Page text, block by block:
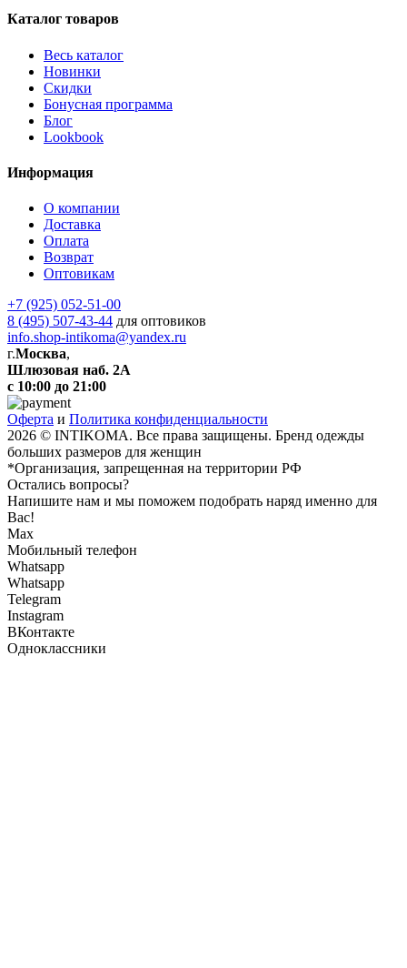
Каталог товаров
Весь каталог
Новинки
Скидки
Бонусная программа
Блог
Lookbook
Информация
О компании
Доставка
Оплата
Возврат
Оптовикам
+7 (925) 052-51-00
8 (495) 507-43-44 для оптовиков
info.shop-intikoma@yandex.ru
г.Москва,
Шлюзовая наб. 2А
с 10:00 до 21:00
Оферта и Политика конфиденциальности
2026 © INTIKOMA. Все права защищены. Бренд одежды
больших размеров для женщин
*Организация, запрещенная на территории РФ
Остались вопросы?
Напишите нам и мы поможем подобрать наряд именно для
Вас!
Max
Мобильный телефон
Whatsapp
Whatsapp
Telegram
Instagram
ВКонтакте
Одноклассники